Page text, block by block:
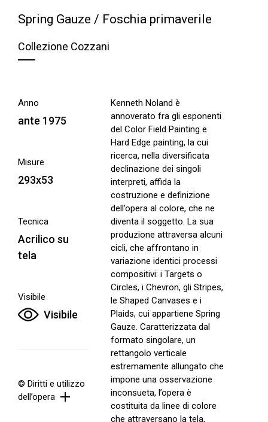
Spring Gauze / Foschia primaverile
Collezione Cozzani
Anno
ante 1975
Misure
293x53
Tecnica
Acrilico su
tela
Visibile
Visibile
© Diritti e utilizzo
dell’opera
Kenneth Noland è
annoverato fra gli esponenti
del Color Field Painting e
Hard Edge painting, la cui
ricerca, nella diversificata
declinazione dei singoli
interpreti, affida la
costruzione e definizione
dell’opera al colore, che ne
diventa il soggetto. La sua
produzione attraversa alcuni
cicli, che affrontano in
variazione identici processi
compositivi: i Targets o
Circles, i Chevron, gli Stripes,
le Shaped Canvases e i
Plaids, cui appartiene Spring
Gauze. Caratterizzata dal
formato singolare, un
rettangolo verticale
estremamente allungato che
impone una osservazione
inconsueta, l’opera è
costituita da linee di colore
che attraversano la tela,